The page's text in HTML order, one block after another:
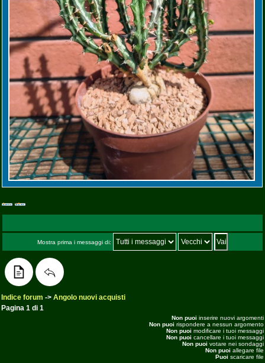
Mostra prima i messaggi di:
Indice forum -> Angolo nuovi acquisti
Pagina 1 di 1
Non puoi inserire nuovi argomenti
Non puoi rispondere a nessun argomento
Non puoi modificare i tuoi messaggi
Non puoi cancellare i tuoi messaggi
Non puoi votare nei sondaggi
Non puoi allegare file
Puoi scaricare file